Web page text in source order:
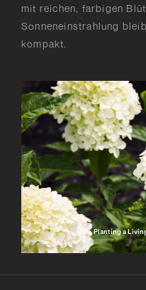
mit reichen, farbigen
Sonneneinstrahlung
kompakt.
Planting a